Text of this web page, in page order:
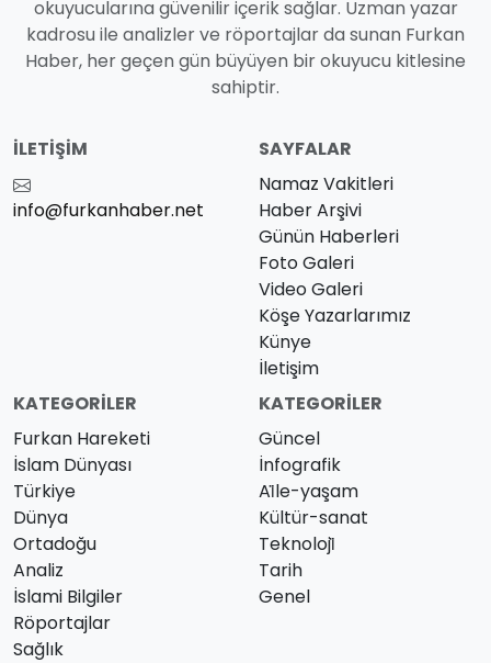
okuyucularına güvenilir içerik sağlar. Uzman yazar
kadrosu ile analizler ve röportajlar da sunan Furkan
Haber, her geçen gün büyüyen bir okuyucu kitlesine
sahiptir.
İLETIŞIM
info@furkanhaber.net
SAYFALAR
Namaz Vakitleri
Haber Arşivi
Günün Haberleri
Foto Galeri
Video Galeri
Köşe Yazarlarımız
Künye
İletişim
KATEGORILER
Furkan Hareketi
İslam Dünyası
Türkiye
Dünya
Ortadoğu
Analiz
İslami Bilgiler
Röportajlar
Sağlık
KATEGORILER
Güncel
İnfografik
Ai̇le-yaşam
Kültür-sanat
Teknoloji̇
Tarih
Genel